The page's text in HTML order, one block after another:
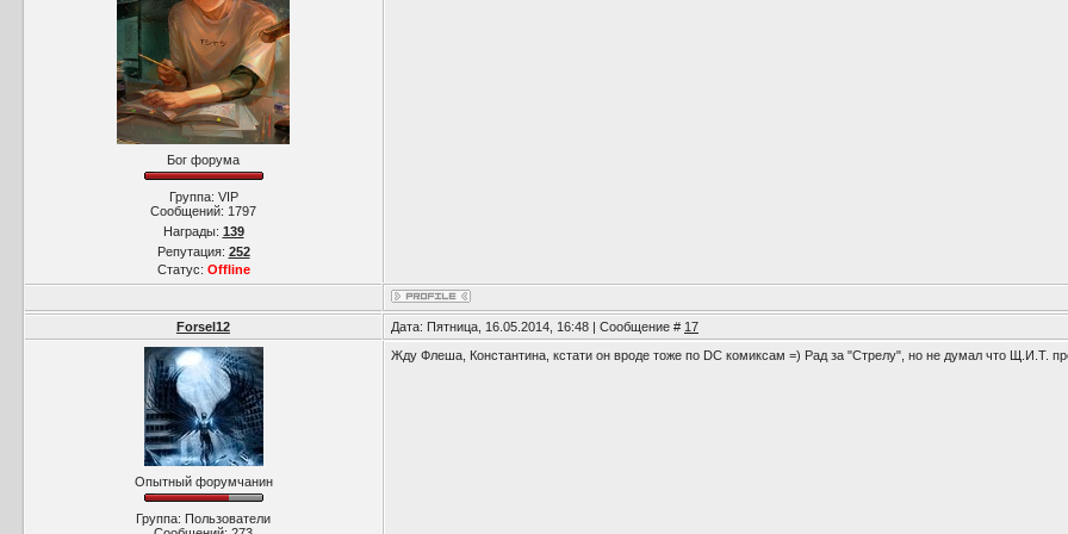
Бог форума
Группа: VIP
Сообщений: 1797
Награды: 139
Репутация: 252
Статус: Offline
Forsel12 Дата: Пятница, 16.05.2014, 16:48 | Сообщение # 17
Опытный форумчанин
Группа: Пользователи
Жду Флеша, Константина, кстати он вроде тоже по DC комиксам =) Рад за "Стрелу", но не думал что Щ.И.Т.